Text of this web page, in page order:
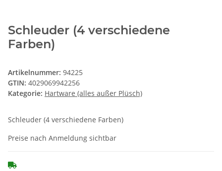
Schleuder (4 verschiedene
Farben)
Artikelnummer: 94225
GTIN: 4029069942256
Kategorie: Hartware (alles außer Plüsch)
Schleuder (4 verschiedene Farben)
Preise nach Anmeldung sichtbar